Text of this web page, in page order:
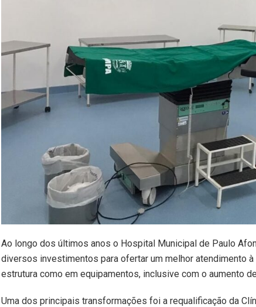
Ao longo dos últimos anos o Hospital Municipal de Paulo
diversos investimentos para ofertar um melhor atendimento
estrutura como em equipamentos, inclusive com o aumento
Uma dos principais transformações foi a requalificação da